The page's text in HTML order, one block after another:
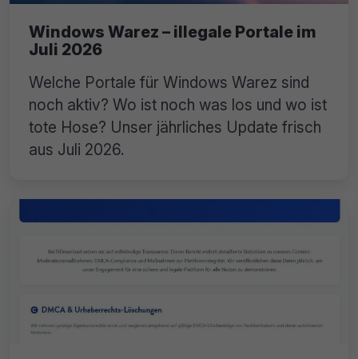
Windows Warez – illegale Portale im
Juli 2026
Welche Portale für Windows Warez sind
noch aktiv? Wo ist noch was los und wo ist
tote Hose? Unser jährliches Update frisch
aus Juli 2026.